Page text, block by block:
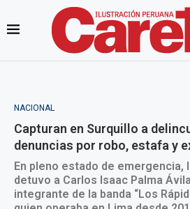
NACIONAL
Capturan en Surquillo a
denuncias por robo, estafa y
En pleno estado de emergencia,
detuvo a Carlos Isaac Palma
integrante de la banda “Los